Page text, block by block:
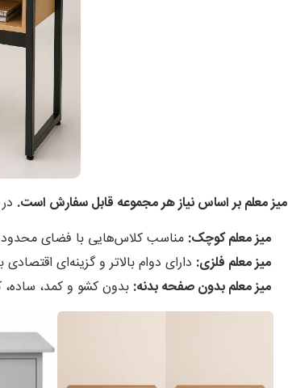
میز معلم بر اساس نیاز هر مجموعه قابل سفارش است.
میز معلم کوچک: مناسب کلاس‌هایی با فضای
میز معلم فلزی: دارای دوام بالاتر و گزینه‌ای
میز معلم بدون صفحه بدنه: بدون کشو و کمد، ساده،